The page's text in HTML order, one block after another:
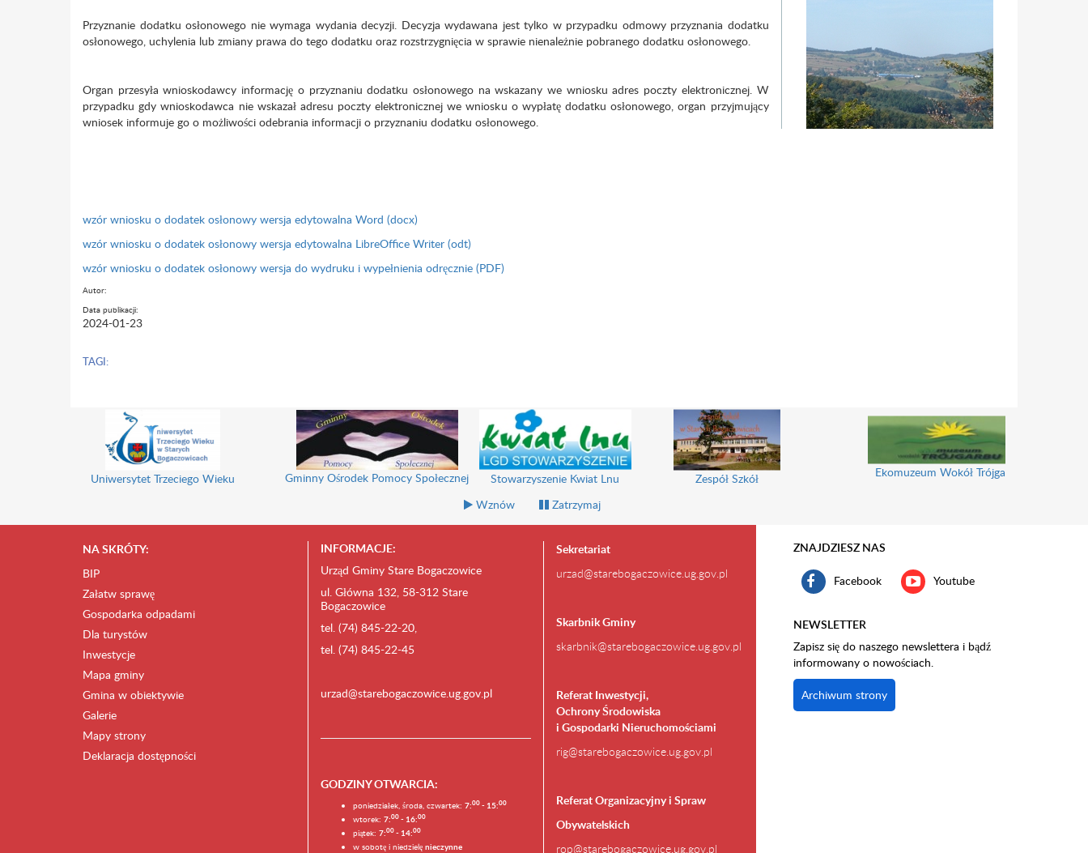
Przyznanie dodatku osłonowego nie wymaga wydania decyzji. Decyzja wydawana jest tylko w przypadku odmowy przyznania dodatku
osłonowego, uchylenia lub zmiany prawa do tego dodatku oraz rozstrzygnięcia w sprawie nienależnie pobranego dodatku osłonowego.
Organ przesyła wnioskodawcy informację o przyznaniu dodatku osłonowego na wskazany we wniosku adres poczty elektronicznej. W
przypadku gdy wnioskodawca nie wskazał adresu poczty elektronicznej we wniosku o wypłatę dodatku osłonowego, organ przyjmujący
wniosek informuje go o możliwości odebrania informacji o przyznaniu dodatku osłonowego.
wzór wniosku o dodatek osłonowy wersja edytowalna Word (docx)
wzór wniosku o dodatek osłonowy wersja edytowalna LibreOffice Writer (odt)
wzór wniosku o dodatek osłonowy wersja do wydruku i wypełnienia odręcznie (PDF)
Autor:
Data publikacji:
2024-01-23
TAGI:
Uniwersytet Trzeciego Wieku Gminny Ośrodek Pomocy Społecznej Stowarzyszenie Kwiat Lnu Zespół Szkół Ekomuzeum Wokół Trójgarbu
Wznów Zatrzymaj
NA SKRÓTY:
BIP
Załatw sprawę
Gospodarka odpadami
Dla turystów
Inwestycje
Mapa gminy
Gmina w obiektywie
Galerie
Mapy strony
Deklaracja dostępności
INFORMACJE:
Urząd Gminy Stare Bogaczowice
ul. Główna 132, 58-312 Stare
Bogaczowice
tel. (74) 845-22-20,
tel. (74) 845-22-45
urzad@starebogaczowice.ug.gov.pl
GODZINY OTWARCIA:
poniedziałek, środa, czwartek: 7:00- 15:00
wtorek: 7:00- 16:00
piątek: 7:00- 14:00
w sobotę i niedzielę nieczynne
Sekretariat
urzad@starebogaczowice.ug.gov.pl
Skarbnik Gminy
skarbnik@starebogaczowice.ug.gov.pl
Referat Inwestycji,
Ochrony Środowiska
i Gospodarki Nieruchomościami
rig@starebogaczowice.ug.gov.pl
Referat Organizacyjny i Spraw
Obywatelskich
rop@starebogaczowice.ug.gov.pl
ZNAJDZIESZ NAS
Facebook Youtube
NEWSLETTER
Zapisz się do naszego newslettera i bądź
informowany o nowościach.
Archiwum strony